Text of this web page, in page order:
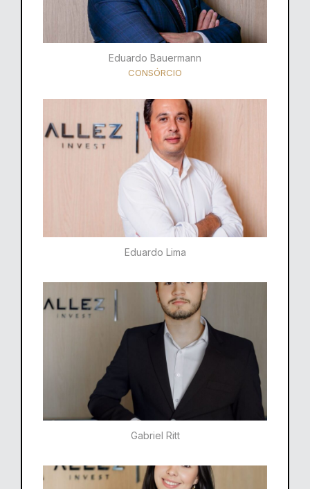
Eduardo Bauermann
CONSÓRCIO
Eduardo Lima
Gabriel Ritt